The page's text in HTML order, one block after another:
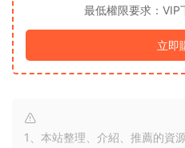
最低權限要求：VIP
立即
1、本站整理、介紹、推薦的資